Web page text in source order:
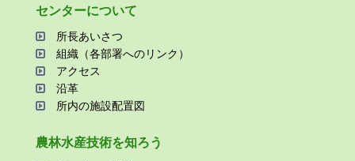
センターについて
所⻑あいさつ
組織（各部署へのリンク）
アクセス
沿⾰
所内の施設配置図
農林⽔産技術を知ろう